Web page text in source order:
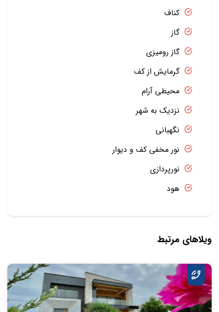
کناف
گاز
گاز رومیزی
گرمایش از کف
محیطی آرام
نزدیک به شهر
نگهبانی
نور مخفی کف و دیوار
نورپردازی
هود
ویلاهای مرتبط